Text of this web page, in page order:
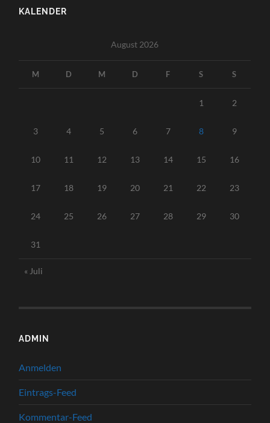
KALENDER
August 2026
M D M D F S S
1 2
3 4 5 6 7 8 9
10 11 12 13 14 15 16
17 18 19 20 21 22 23
24 25 26 27 28 29 30
31
« Juli
ADMIN
Anmelden
Eintrags-Feed
Kommentar-Feed